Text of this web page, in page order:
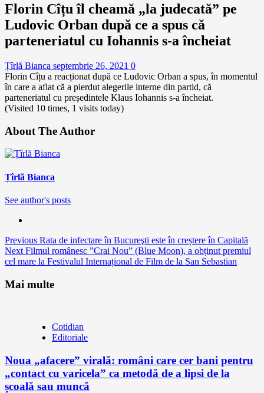
Florin Cîțu îl cheamă „la judecată” pe
Ludovic Orban după ce a spus că
parteneriatul cu Iohannis s-a încheiat
Țîrlă Bianca septembrie 26, 2021 0
Florin Cîțu a reacționat după ce Ludovic Orban a spus, în momentul
în care a aflat că a pierdut alegerile interne din partid, că
parteneriatul cu președintele Klaus Iohannis s-a încheiat.
(Visited 10 times, 1 visits today)
About The Author
Țîrlă Bianca
See author's posts
Continue
Reading
Previous Rata de infectare în Bucureşti este în creștere în Capitală
Next Filmul românesc ”Crai Nou” (Blue Moon), a obținut premiul
cel mare la Festivalul Internațional de Film de la San Sebastian
Mai multe
Cotidian
Editoriale
Noua „afacere” virală: români care cer bani pentru
„contact cu varicela” ca metodă de a lipsi de la
școală sau muncă